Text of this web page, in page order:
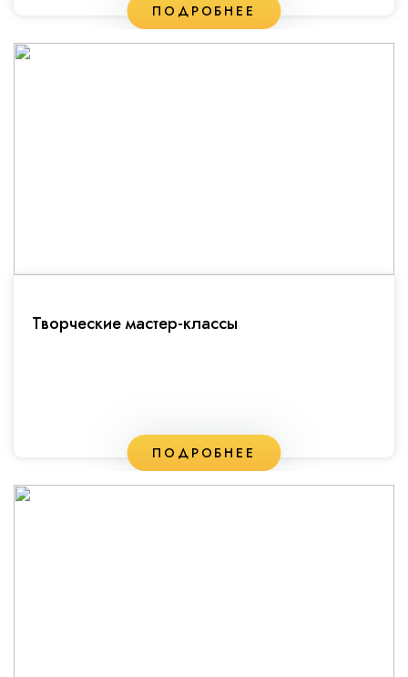
ПОДРОБНЕЕ
Творческие мастер-классы
ПОДРОБНЕЕ